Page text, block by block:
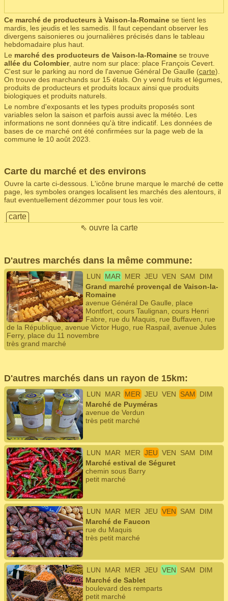
Ce marché de producteurs à Vaison-la-Romaine se tient les
mardis, les jeudis et les samedis. Il faut cependant observer les
divergens saisonieres ou journalières précisés dans le tableau
hebdomadaire plus haut.
Le marché des producteurs de Vaison-la-Romaine se trouve
allée du Colombier, autre nom sur place: place François Cevert.
C'est sur le parking au nord de l'avenue Général De Gaulle (carte).
On trouve des marchands sur 15 étals. On y vend fruits et légumes,
produits de producteurs et produits locaux ainsi que produits
biologiques et produits naturels.
Le nombre d'exposants et les types produits proposés sont
variables selon la saison et parfois aussi avec la météo. Les
informations ne sont données qu'à titre indicatif. Les données de
bases de ce marché ont été confirmées sur la page web de la
commune le 10 août 2023.
Carte du marché et des environs
Ouvre la carte ci-dessous. L'icône brune marque le marché de cette
page, les symboles oranges localisent les marchés des alentours, il
faut eventuellement dézommer pour tous les voir.
carte
⇖ ouvre la carte
D'autres marchés dans la même commune:
LUN MAR MER JEU VEN SAM
DIM
Grand marché provençal de Vaison-la-
Romaine
avenue Général De Gaulle, place
Montfort, cours Taulignan, cours Henri
Fabre, rue du Maquis, rue Buffaven, rue
de la République, avenue Victor Hugo, rue Raspail, avenue Jules
Ferry, place du 11 novembre
très grand marché
D'autres marchés dans un rayon de 15km:
LUN MAR MER JEU VEN SAM
DIM
Marché de Puyméras
avenue de Verdun
très petit marché
LUN MAR MER JEU VEN SAM
DIM
Marché estival de Séguret
chemin sous Barry
petit marché
LUN MAR MER JEU VEN SAM
DIM
Marché de Faucon
rue du Maquis
très petit marché
LUN MAR MER JEU VEN SAM
DIM
Marché de Sablet
boulevard des remparts
petit marché